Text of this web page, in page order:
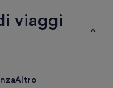
viaggi
Altro